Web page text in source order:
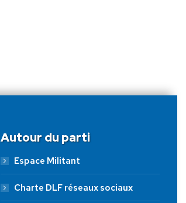
Autour du parti
Espace Militant
Charte DLF réseaux sociaux